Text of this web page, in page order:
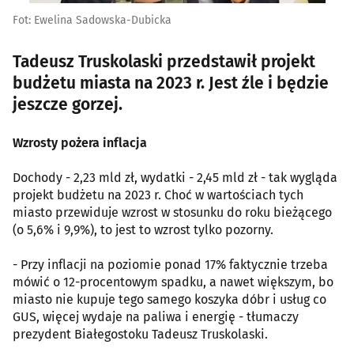
Fot: Ewelina Sadowska-Dubicka
Tadeusz Truskolaski przedstawił projekt
budżetu miasta na 2023 r. Jest źle i będzie
jeszcze gorzej.
Wzrosty pożera inflacja
Dochody - 2,23 mld zł, wydatki - 2,45 mld zł - tak wygląda
projekt budżetu na 2023 r. Choć w wartościach tych
miasto przewiduje wzrost w stosunku do roku bieżącego
(o 5,6% i 9,9%), to jest to wzrost tylko pozorny.
- Przy inflacji na poziomie ponad 17% faktycznie trzeba
mówić o 12-procentowym spadku, a nawet większym, bo
miasto nie kupuje tego samego koszyka dóbr i usług co
GUS, więcej wydaje na paliwa i energię - tłumaczy
prezydent Białegostoku Tadeusz Truskolaski.